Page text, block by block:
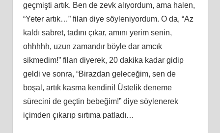
geçmişti artık. Ben de zevk alıyordum, ama halen,
“Yeter artık…” filan diye söyleniyordum. O da, “Az
kaldı sabret, tadını çıkar, amını yerim senin,
ohhhhh, uzun zamandır böyle dar amcık
sikmedim!” filan diyerek, 20 dakika kadar gidip
geldi ve sonra, “Birazdan geleceğim, sen de
boşal, artık kasma kendini! Üstelik deneme
sürecini de geçtin bebeğim!” diye söylenerek
içimden çıkarıp sırtıma patladı…